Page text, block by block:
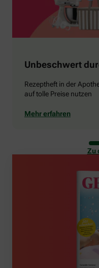
Unbeschwert
Rezeptheft in der
auf tolle Preise nutzen
Mehr erfahren
Zu